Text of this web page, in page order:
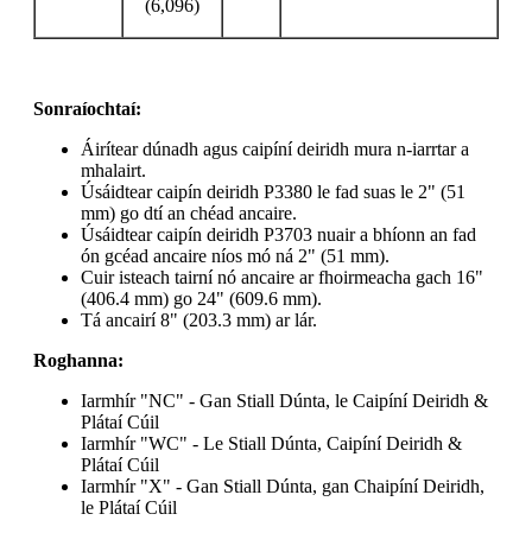
(6,096)
Sonraíochtaí:
Áirítear dúnadh agus caipíní deiridh mura n-iarrtar a
mhalairt.
Úsáidtear caipín deiridh P3380 le fad suas le 2" (51
mm) go dtí an chéad ancaire.
Úsáidtear caipín deiridh P3703 nuair a bhíonn an fad
ón gcéad ancaire níos mó ná 2" (51 mm).
Cuir isteach tairní nó ancaire ar fhoirmeacha gach 16"
(406.4 mm) go 24" (609.6 mm).
Tá ancairí 8" (203.3 mm) ar lár.
Roghanna:
Iarmhír "NC" - Gan Stiall Dúnta, le Caipíní Deiridh &
Plátaí Cúil
Iarmhír "WC" - Le Stiall Dúnta, Caipíní Deiridh &
Plátaí Cúil
Iarmhír "X" - Gan Stiall Dúnta, gan Chaipíní Deiridh,
le Plátaí Cúil